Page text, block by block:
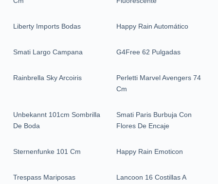
Liberty Imports Bodas Happy Rain Automático
Smati Largo Campana G4Free 62 Pulgadas
Rainbrella Sky Arcoiris
Perletti Marvel Avengers 74
Cm
Unbekannt 101cm Sombrilla
De Boda
Smati Paris Burbuja Con
Flores De Encaje
Sternenfunke 101 Cm Happy Rain Emoticon
Trespass Mariposas
Lancoon 16 Costillas A